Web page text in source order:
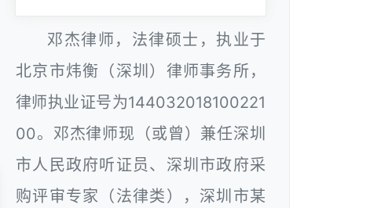
邓杰律师，法律硕士，执业于
北京市炜衡（深圳）律师事务所，
律师执业证号为144032018100221
00。邓杰律师现（或曾）兼任深圳
市人民政府听证员、深圳市政府采
购评审专家（法律类），深圳市某